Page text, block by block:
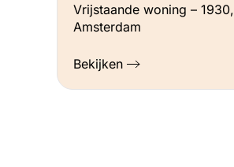
Vrijstaande woning – 1930,
Amsterdam
Bekijken